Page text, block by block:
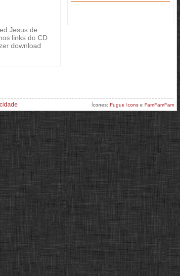
Jesus de
links do CD
download
Ícones: Fugue Icons e FamFamFam